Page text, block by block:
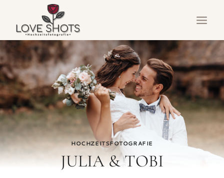
springen
HOCHZEITSFOTOGRAFIE
JULIA & TOBI